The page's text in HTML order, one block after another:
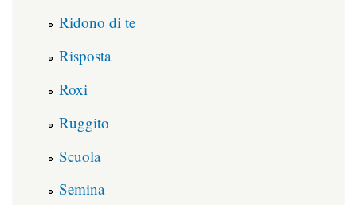
Ridono di te
Risposta
Roxi
Ruggito
Scuola
Semina